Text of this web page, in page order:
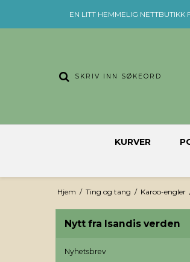
EN LITT HEMMELIG NETTBUTIKK
KURVER
Hjem / Ting og tang / Karoo-engler
Nytt fra Isandis verden
Nyhetsbrev